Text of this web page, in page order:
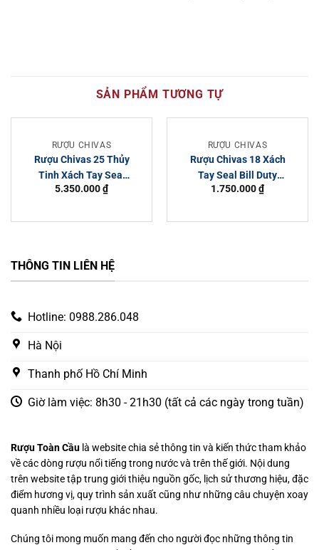
SẢN PHẨM TƯƠNG TỰ
RƯỢU CHIVAS
Rượu Chivas 25 Thủy
Tinh Xách Tay Seal
Bill Duty Free 700ml
5.350.000₫
RƯỢU CHIVAS
Rượu Chivas 18 Xách
Tay Seal Bill Duty
Free 750ml & 1000ml
1.750.000₫
THÔNG TIN LIÊN HỆ
Hotline: 0988.286.048
Hà Nội
Thanh phố Hồ Chí Minh
Giờ làm việc: 8h30 - 21h30 (tất cả các ngày trong tuần)
Rượu Toàn Cầu là website chia sẻ thông tin và kiến thức tham khảo
về các dòng rượu nổi tiếng trong nước và trên thế giới. Nội dung
trên website tập trung giới thiệu nguồn gốc, lịch sử thương hiệu, đặc
điểm hương vị, quy trình sản xuất cũng như những câu chuyện xoay
quanh nhiều loại rượu khác nhau.
Chúng tôi mong muốn mang đến cho người đọc những thông tin